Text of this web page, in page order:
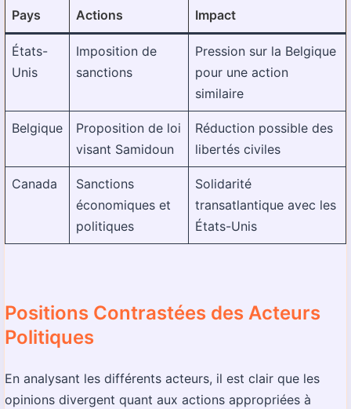
Pays Actions Impact
États-
Unis
Imposition de
sanctions
Pression sur la Belgique
pour une action
similaire
Belgique
Proposition de loi
visant Samidoun
Réduction possible des
libertés civiles
Canada
Sanctions
économiques et
politiques
Solidarité
transatlantique avec les
États-Unis
Positions Contrastées des Acteurs
Politiques
En analysant les différents acteurs, il est clair que les
opinions divergent quant aux actions appropriées à